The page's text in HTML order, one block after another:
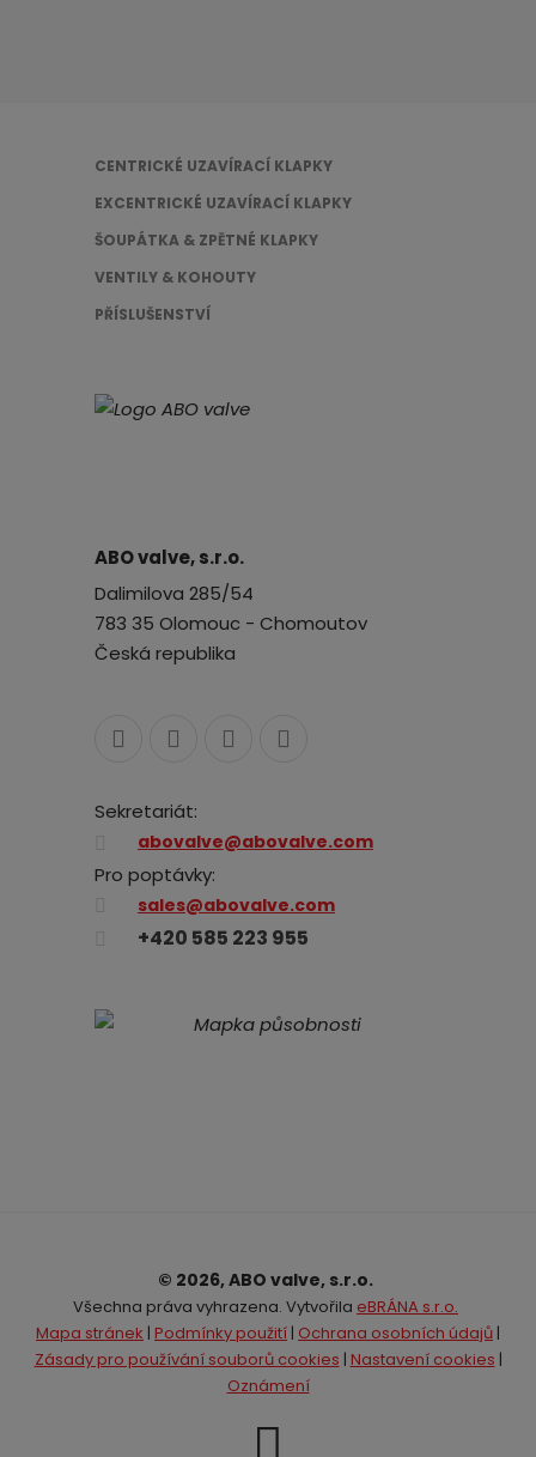
CENTRICKÉ UZAVÍRACÍ KLAPKY
EXCENTRICKÉ UZAVÍRACÍ KLAPKY
ŠOUPÁTKA & ZPĚTNÉ KLAPKY
VENTILY & KOHOUTY
PŘÍSLUŠENSTVÍ
ABO valve, s.r.o.
Dalimilova 285/54
783 35 Olomouc - Chomoutov
Česká republika
Sekretariát:
abovalve@abovalve.com
Pro poptávky:
sales@abovalve.com
+420 585 223 955
© 2026, ABO valve, s.r.o.
Všechna práva vyhrazena. Vytvořila eBRÁNA s.r.o.
Mapa stránek | Podmínky použití | Ochrana osobních údajů |
Zásady pro používání souborů cookies | Nastavení cookies |
Oznámení